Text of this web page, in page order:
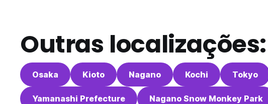
Outras localizações:
Osaka Kioto Nagano Kochi Tokyo
Yamanashi Prefecture Nagano Snow Monkey Park